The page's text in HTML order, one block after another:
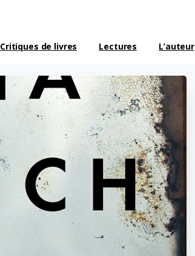
Critiques de livres Lectures L’auteur